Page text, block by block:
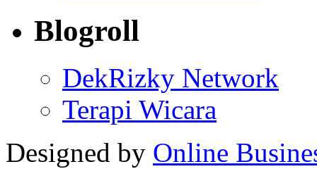
Blogroll
DekRizky Network
Terapi Wicara
Designed by Online